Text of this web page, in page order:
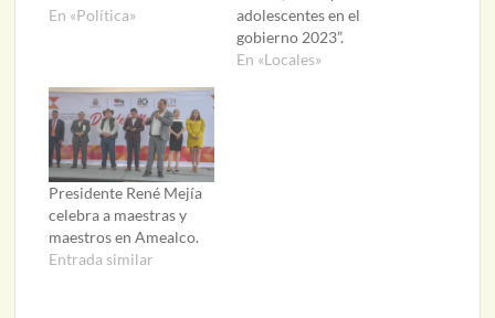
En «Política»
adolescentes en el
gobierno 2023”.
En «Locales»
Presidente René Mejía
celebra a maestras y
maestros en Amealco.
Entrada similar